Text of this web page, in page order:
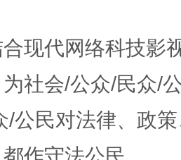
“隐身衣”
现代网络科技影
社会/公众/民众/
/公民对法律、政